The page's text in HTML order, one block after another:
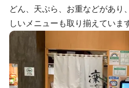
どん、天ぷら、お重などがあり
しいメニューも取り揃えていま